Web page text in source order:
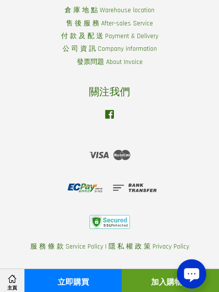
主頁
立即購買 加入購物車
倉 庫 地 點 Warehouse location
售 後 服 務 After-sales Service
付 款 及 配 送 Payment & Delivery
公 司 資 訊 Company information
發票問題 About Invoice
關注我們
Visa Master
服 務 條 款 Service Policy| 隱 私 權 政 策 Privacy Policy